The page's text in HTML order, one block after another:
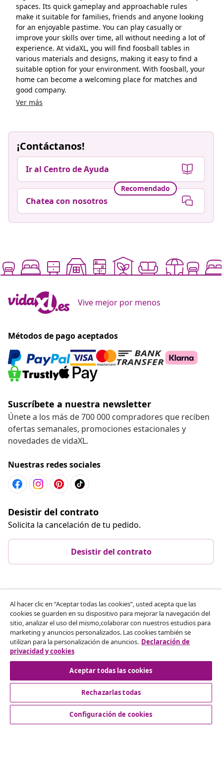
¡Contáctanos!
Ir al Centro de Ayuda
Recomendado
Chatea con nosotros
Vive mejor por menos
Métodos de pago aceptados
Únete a los más de 700 000 compradores que reciben
ofertas semanales, promociones estacionales y
Nuestras redes sociales
Solicita la cancelación de tu pedido.
Desistir del contrato
Servicio al Cliente
Empresas
vidaXL
Descubre mas
© 2008-2026 vidaXL www.vidaxl.es es una página web de
vidaXL Marketplace International B.V.
Al hacer clic en “Aceptar todas las cookies”, usted acepta que las
cookies se guarden en su dispositivo para mejorar la navegación del
sitio, analizar el uso del mismo,colaborar con nuestros estudios para
marketing y anuncios personalizados. Las cookies también se
utilizan para la personalización de anuncios. Declaración de
privacidad y cookies
Aceptar todas las cookies
Rechazarlas todas
Configuración de cookies